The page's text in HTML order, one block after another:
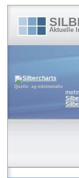
Aktuelle
Quelle: ag-edelmetalle